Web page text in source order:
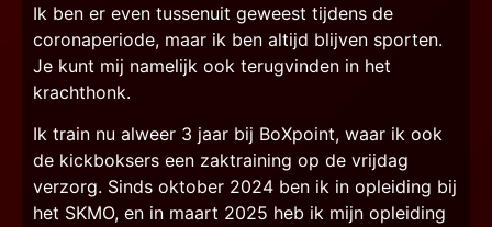
Ik ben er even tussenuit geweest tijdens de
coronaperiode, maar ik ben altijd blijven sporten.
Je kunt mij namelijk ook terugvinden in het
krachthonk.
Ik train nu alweer 3 jaar bij BoXpoint, waar ik ook
de kickboksers een zaktraining op de vrijdag
verzorg. Sinds oktober 2024 ben ik in opleiding bij
het SKMO, en in maart 2025 heb ik mijn opleiding